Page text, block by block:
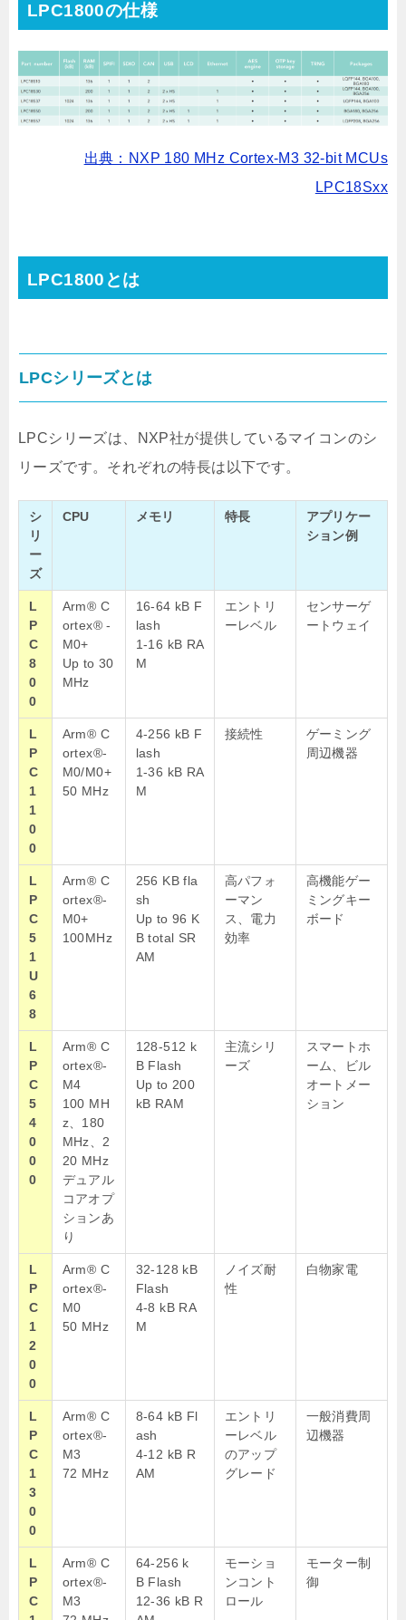
LPC1800の仕様
出典：NXP 180 MHz Cortex-M3 32-bit MCUs
LPC18Sxx
LPC1800とは
LPCシリーズとは
LPCシリーズは、NXP社が提供しているマイコンのシ
リーズです。それぞれの特長は以下です。
シ
リ
ー
ズ
CPU メモリ 特長
アプリケー
ション例
L
P
C
8
0
0
Arm® C
ortex® -
M0+
Up to 30
MHz
16-64 kB F
lash
1-16 kB RA
M
エントリ
ーレベル
センサーゲ
ートウェイ
L
P
C
1
1
0
0
Arm® C
ortex®-
M0/M0+
50 MHz
4-256 kB F
lash
1-36 kB RA
M
接続性
ゲーミング
周辺機器
L
P
C
5
1
U
6
8
Arm® C
ortex®-
M0+
100MHz
256 KB fla
sh
Up to 96 K
B total SR
AM
高パフォ
ーマン
ス、 電力
効率
高機能ゲー
ミングキー
ボード
L
P
C
5
4
0
0
0
Arm® C
ortex®-
M4
100 MH
z、180
MHz、2
20 MHz
デュアル
コアオプ
ションあ
り
128-512 k
B Flash
Up to 200
kB RAM
主流シリ
ーズ
スマートホ
ーム、ビル
オートメー
ション
L
P
C
1
2
0
0
Arm® C
ortex®-
M0
50 MHz
32-128 kB
Flash
4-8 kB RA
M
ノイズ耐
性
白物家電
L
P
C
1
3
0
0
Arm® C
ortex®-
M3
72 MHz
8-64 kB Fl
ash
4-12 kB R
AM
エントリ
ーレベル
のアップ
グレード
一般消費周
辺機器
L
P
C
Arm® C
ortex®-
M3
64-256 k
B Flash
12-36 kB R
モーショ
ンコント
ロール
モーター制
御